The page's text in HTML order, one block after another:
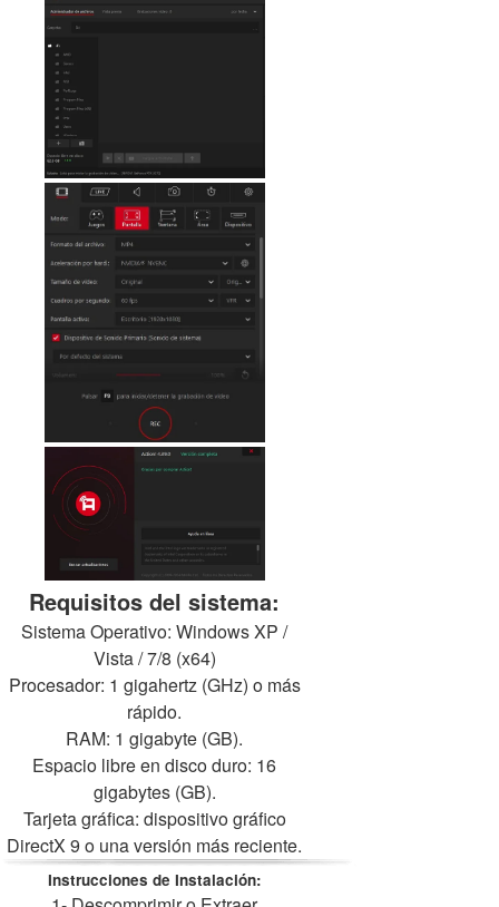
Requisitos del sistema:
Sistema Operativo: Windows XP /
Vista / 7/8 (x64)
Procesador: 1 gigahertz (GHz) o más
rápido.
RAM: 1 gigabyte (GB).
Espacio libre en disco duro: 16
gigabytes (GB).
Tarjeta gráfica: dispositivo gráfico
DirectX 9 o una versión más reciente.
Instrucciones de Instalación: